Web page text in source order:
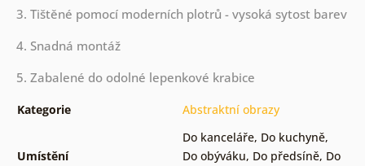
3. Tištěné pomocí moderních plotrů - vysoká sytost barev
4. Snadná montáž
5. Zabalené do odolné lepenkové krabice
Kategorie Abstraktní obrazy
Umístění
Do kanceláře, Do kuchyně,
Do obýváku, Do předsíně, Do